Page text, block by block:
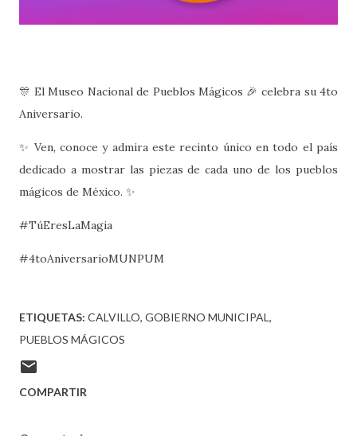
🎊 El Museo Nacional de Pueblos Mágicos 🎉 celebra su 4to
Aniversario.
✨ Ven, conoce y admira este recinto único en todo el país
dedicado a mostrar las piezas de cada uno de los pueblos
mágicos de México. ✨
#TúEresLaMagia
#4toAniversarioMUNPUM
ETIQUETAS: CALVILLO GOBIERNO MUNICIPAL
PUEBLOS MÁGICOS
COMPARTIR